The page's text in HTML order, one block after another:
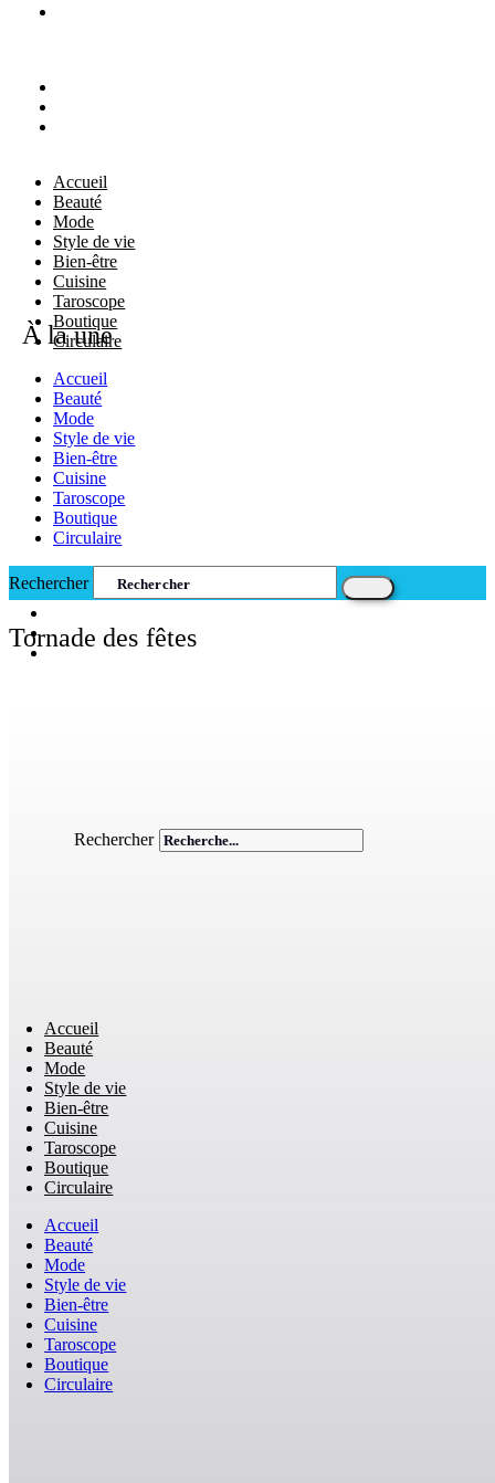
Accueil
Beauté
Mode
Style de vie
Bien-être
Cuisine
Taroscope
Boutique
Circulaire
Accueil
Beauté
Mode
Style de vie
Bien-être
Cuisine
Taroscope
Boutique
Circulaire
Rechercher
Accueil
Beauté
Mode
Style de vie
Bien-être
Cuisine
Taroscope
Boutique
Circulaire
Accueil
Beauté
Mode
Style de vie
Bien-être
Cuisine
Taroscope
Boutique
Circulaire
Rechercher
Tornade des fêtes
À la une